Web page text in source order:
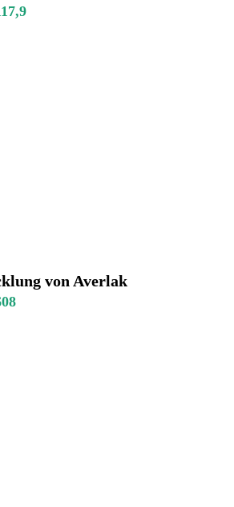
von Averlak